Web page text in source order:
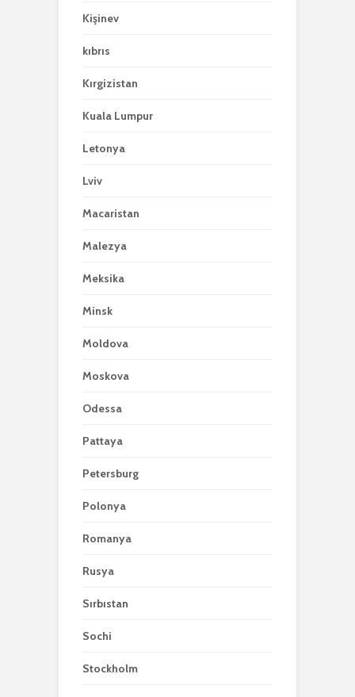
Kişinev
kıbrıs
Kırgizistan
Kuala Lumpur
Letonya
Lviv
Macaristan
Malezya
Meksika
Minsk
Moldova
Moskova
Odessa
Pattaya
Petersburg
Polonya
Romanya
Rusya
Sırbıstan
Sochi
Stockholm